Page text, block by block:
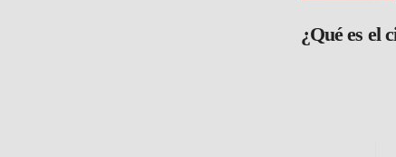
¿Qué es el